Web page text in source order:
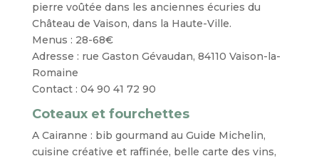
pierre voûtée dans les anciennes écuries du
Château de Vaison, dans la Haute-Ville.
Menus : 28-68€
Adresse : rue Gaston Gévaudan, 84110 Vaison-la-
Romaine
Contact : 04 90 41 72 90
Coteaux et fourchettes
A Cairanne : bib gourmand au Guide Michelin,
cuisine créative et raffinée, belle carte des vins,